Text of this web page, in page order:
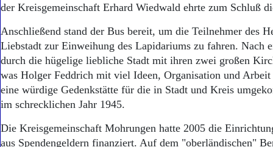
der Kreisgemeinschaft Erhard Wiedwald ehrte zum Schluß
Anschließend stand der Bus bereit, um die Teilnehmer des
Liebstadt zur Einweihung des Lapidariums zu fahren. Nach
durch die hügelige liebliche Stadt mit ihren zwei großen
was Holger Feddrich mit viel Ideen, Organisation und Arbeit
eine würdige Gedenkstätte für die in Stadt und Kreis
im schrecklichen Jahr 1945.
Die Kreisgemeinschaft Mohrungen hatte 2005 die
aus Spendengeldern finanziert. Auf dem "oberländischen"